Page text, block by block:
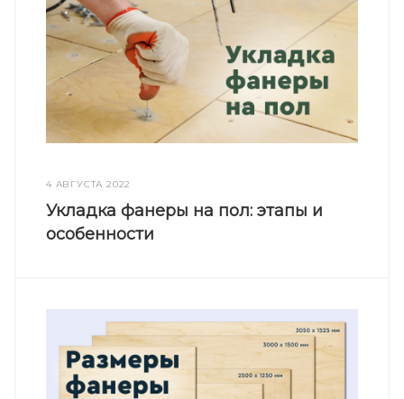
4 АВГУСТА 2022
Укладка фанеры на пол: этапы и
особенности